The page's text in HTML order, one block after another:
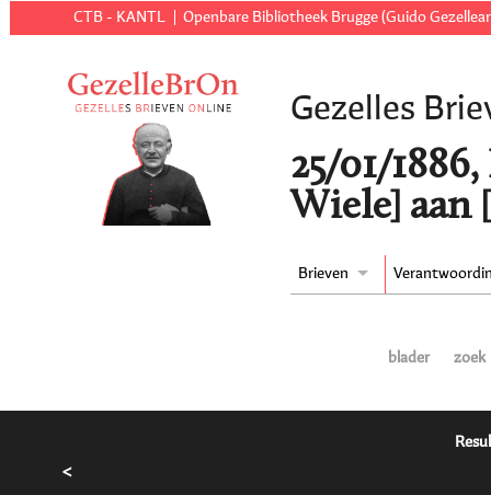
CTB - KANTL Openbare Bibliotheek Brugge (Guido
Gezelles
25/01/
Wiele] aan
Brieven
blader zoek
<